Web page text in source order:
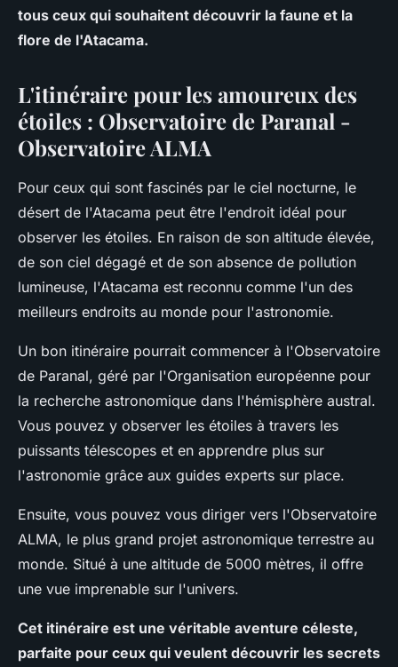
tous ceux qui souhaitent découvrir la faune et la
flore de l'Atacama.
L'itinéraire pour les amoureux des
étoiles : Observatoire de Paranal -
Observatoire ALMA
Pour ceux qui sont fascinés par le ciel nocturne, le
désert de l'Atacama peut être l'endroit idéal pour
observer les étoiles. En raison de son altitude élevée,
de son ciel dégagé et de son absence de pollution
lumineuse, l'Atacama est reconnu comme l'un des
meilleurs endroits au monde pour l'astronomie.
Un bon itinéraire pourrait commencer à l'Observatoire
de Paranal, géré par l'Organisation européenne pour
la recherche astronomique dans l'hémisphère austral.
Vous pouvez y observer les étoiles à travers les
puissants télescopes et en apprendre plus sur
l'astronomie grâce aux guides experts sur place.
Ensuite, vous pouvez vous diriger vers l'Observatoire
ALMA, le plus grand projet astronomique terrestre au
monde. Situé à une altitude de 5000 mètres, il offre
une vue imprenable sur l'univers.
Cet itinéraire est une véritable aventure céleste,
parfaite pour ceux qui veulent découvrir les secrets